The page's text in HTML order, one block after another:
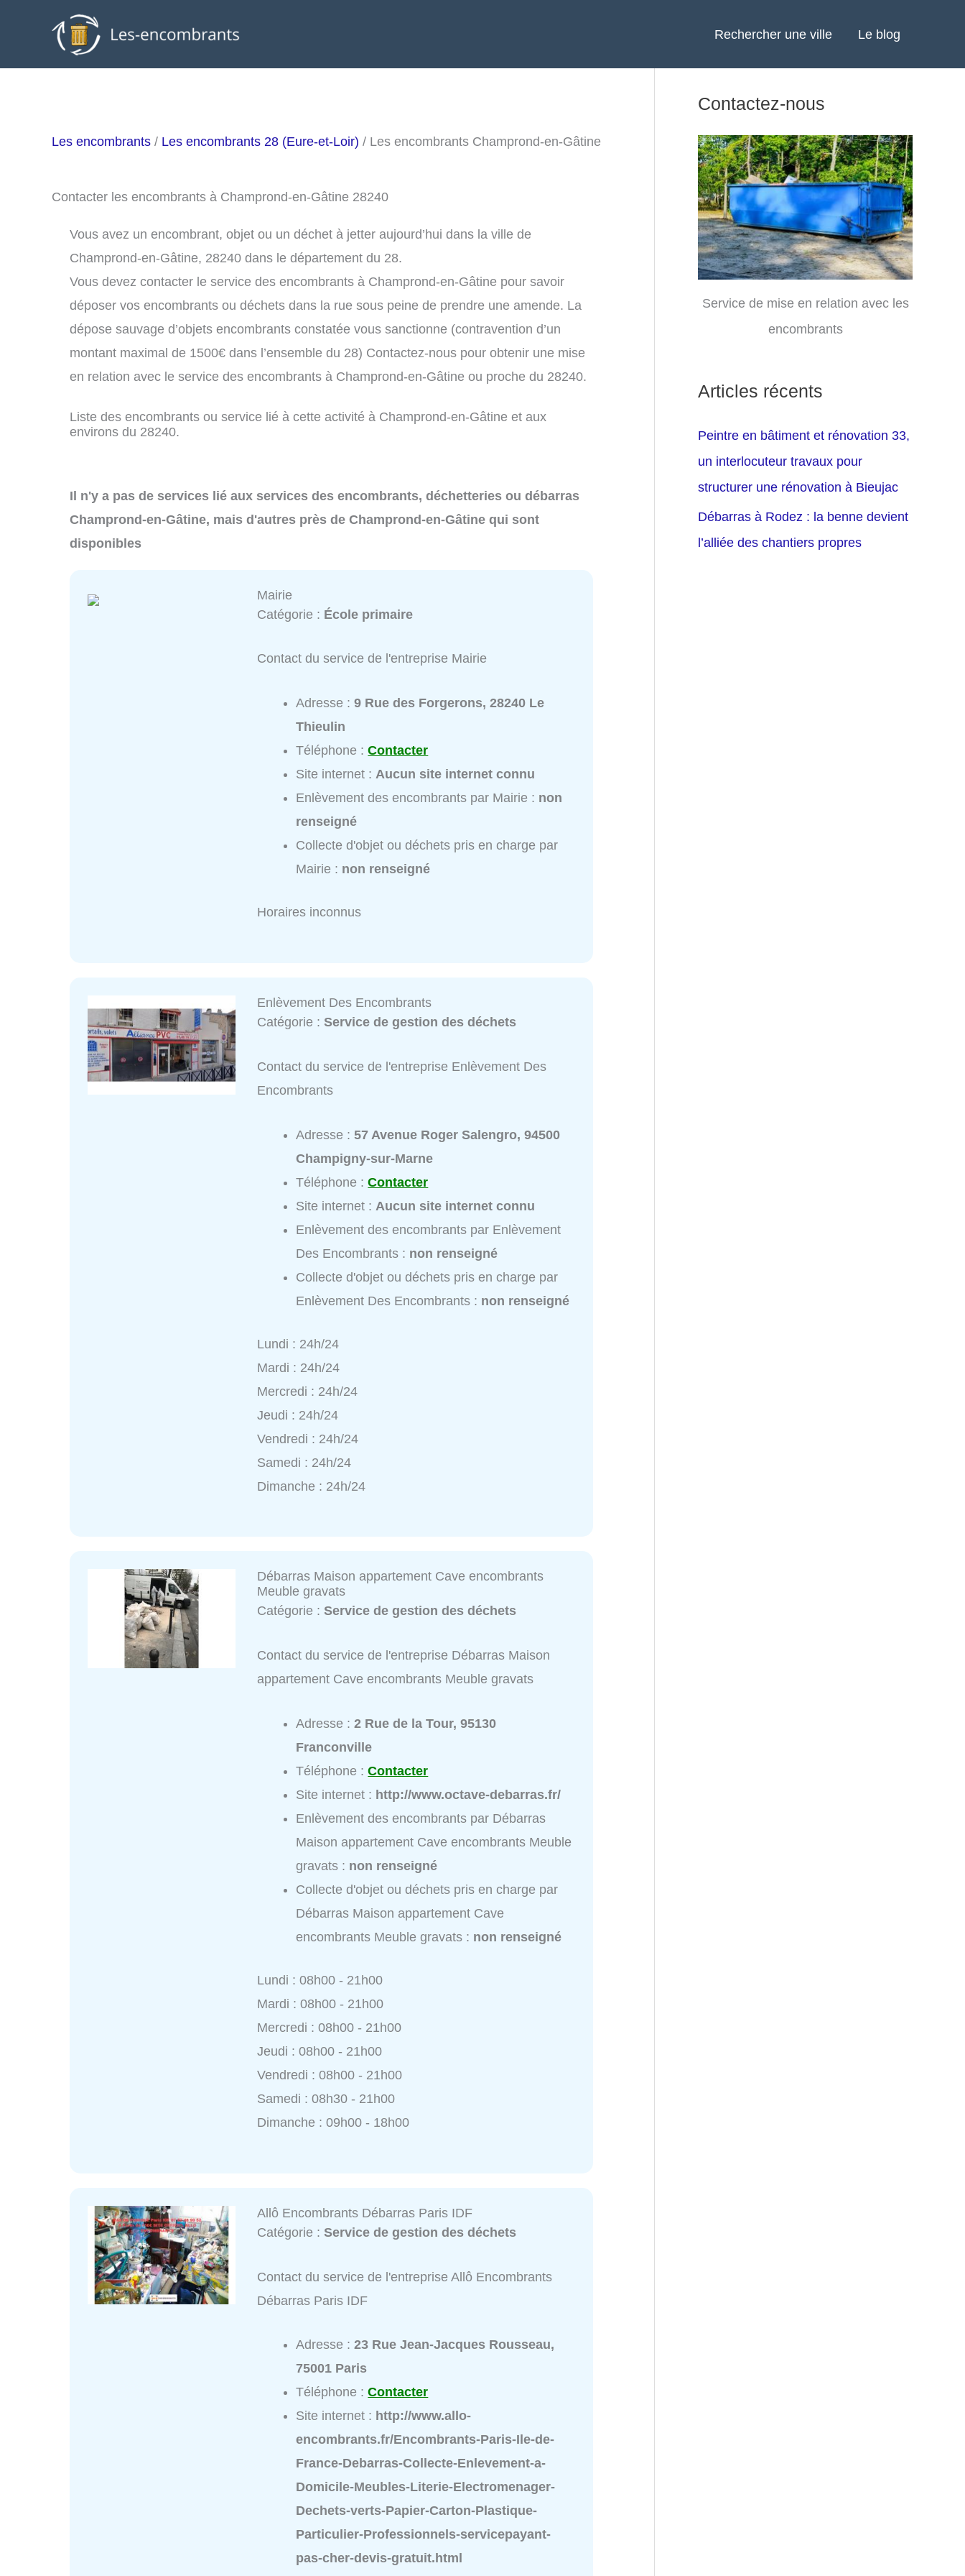
Rechercher une ville Le blog
Les encombrants / Les encombrants 28 (Eure-et-Loir) / Les encombrants Champrond-en-Gâtine
Contacter les encombrants à Champrond-en-Gâtine 28240
Vous avez un encombrant, objet ou un déchet à jetter aujourd’hui dans la ville de
Champrond-en-Gâtine, 28240 dans le département du 28.
Vous devez contacter le service des encombrants à Champrond-en-Gâtine pour savoir
déposer vos encombrants ou déchets dans la rue sous peine de prendre une amende. La
dépose sauvage d’objets encombrants constatée vous sanctionne (contravention d’un
montant maximal de 1500€ dans l’ensemble du 28) Contactez-nous pour obtenir une mise
en relation avec le service des encombrants à Champrond-en-Gâtine ou proche du 28240.
Liste des encombrants ou service lié à cette activité à Champrond-en-Gâtine et aux
environs du 28240.
Il n'y a pas de services lié aux services des encombrants, déchetteries ou débarras
Champrond-en-Gâtine, mais d'autres près de Champrond-en-Gâtine qui sont
disponibles
Mairie
Catégorie : École primaire
Contact du service de l'entreprise Mairie
Adresse :9 Rue des Forgerons, 28240 Le
Thieulin
Téléphone :Contacter
Site internet :Aucun site internet connu
Enlèvement des encombrants par Mairie : non
renseigné
Collecte d'objet ou déchets pris en charge par
Mairie : non renseigné
Horaires inconnus
Enlèvement Des Encombrants
Catégorie :Service de gestion des déchets
Contact du service de l'entreprise Enlèvement Des
Encombrants
Adresse :57 Avenue Roger Salengro, 94500
Champigny-sur-Marne
Téléphone :Contacter
Site internet : Aucun site internet connu
Enlèvement des encombrants par Enlèvement
Des Encombrants : non renseigné
Collecte d'objet ou déchets pris en charge par
Enlèvement Des Encombrants : non renseigné
Lundi : 24h/24
Mardi : 24h/24
Mercredi : 24h/24
Jeudi : 24h/24
Vendredi : 24h/24
Samedi : 24h/24
Dimanche : 24h/24
Débarras Maison appartement Cave encombrants
Meuble gravats
Catégorie :Service de gestion des déchets
Contact du service de l'entreprise Débarras Maison
appartement Cave encombrants Meuble gravats
Adresse :2 Rue de la Tour, 95130
Franconville
Téléphone :Contacter
Site internet : http://www.octave-debarras.fr/
Enlèvement des encombrants par Débarras
Maison appartement Cave encombrants Meuble
gravats : non renseigné
Collecte d'objet ou déchets pris en charge par
Débarras Maison appartement Cave
encombrants Meuble gravats : non renseigné
Lundi : 08h00 - 21h00
Mardi : 08h00 - 21h00
Mercredi : 08h00 - 21h00
Jeudi : 08h00 - 21h00
Vendredi : 08h00 - 21h00
Samedi : 08h30 - 21h00
Dimanche : 09h00 - 18h00
Allô Encombrants Débarras Paris IDF
Catégorie :Service de gestion des déchets
Contact du service de l'entreprise Allô Encombrants
Débarras Paris IDF
Adresse :23 Rue Jean-Jacques Rousseau,
75001 Paris
Téléphone :Contacter
Site internet : http://www.allo-
encombrants.fr/Encombrants-Paris-Ile-de-
France-Debarras-Collecte-Enlevement-a-
Domicile-Meubles-Literie-Electromenager-
Dechets-verts-Papier-Carton-Plastique-
Particulier-Professionnels-servicepayant-
pas-cher-devis-gratuit.html
Contactez-nous
Service de mise en relation avec les
encombrants
Articles récents
Peintre en bâtiment et rénovation 33,
un interlocuteur travaux pour
structurer une rénovation à Bieujac
Débarras à Rodez : la benne devient
l’alliée des chantiers propres